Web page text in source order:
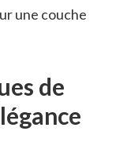
une couche
de